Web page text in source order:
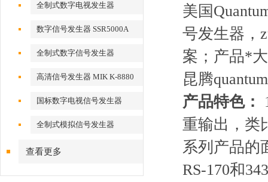
全制式数字电视发生器
数字信号发生器 SSR5000A
全制式数字信号发生器
MSD5000A
高清信号发生器 MIK K-8880
国标数字电视信号发生器
全制式模拟信号发生器
查看更多
美国
号发生器，
案；产品*
昆腾
产品特色：
重输出，类
系列产品的
RS-170和